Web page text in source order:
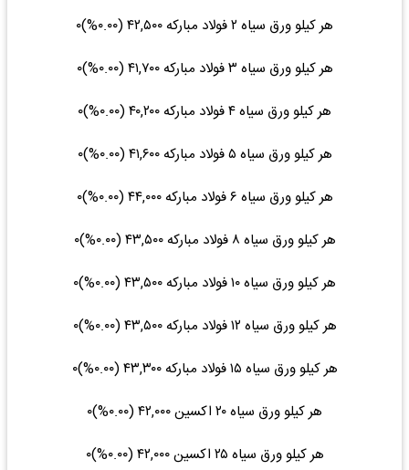
هر کیلو ورق سیاه ۲ فولاد مبارکه ۴۲,۵۰۰ (۰.۰۰%)۰
هر کیلو ورق سیاه ۳ فولاد مبارکه ۴۱,۷۰۰ (۰.۰۰%)۰
هر کیلو ورق سیاه ۴ فولاد مبارکه ۴۰,۲۰۰ (۰.۰۰%)۰
هر کیلو ورق سیاه ۵ فولاد مبارکه ۴۱,۶۰۰ (۰.۰۰%)۰
هر کیلو ورق سیاه ۶ فولاد مبارکه ۴۴,۰۰۰ (۰.۰۰%)۰
هر کیلو ورق سیاه ۸ فولاد مبارکه ۴۳,۵۰۰ (۰.۰۰%)۰
هر کیلو ورق سیاه ۱۰ فولاد مبارکه ۴۳,۵۰۰ (۰.۰۰%)۰
هر کیلو ورق سیاه ۱۲ فولاد مبارکه ۴۳,۵۰۰ (۰.۰۰%)۰
هر کیلو ورق سیاه ۱۵ فولاد مبارکه ۴۳,۳۰۰ (۰.۰۰%)۰
هر کیلو ورق سیاه ۲۰ اکسین ۴۲,۰۰۰ (۰.۰۰%)۰
هر کیلو ورق سیاه ۲۵ اکسین ۴۲,۰۰۰ (۰.۰۰%)۰